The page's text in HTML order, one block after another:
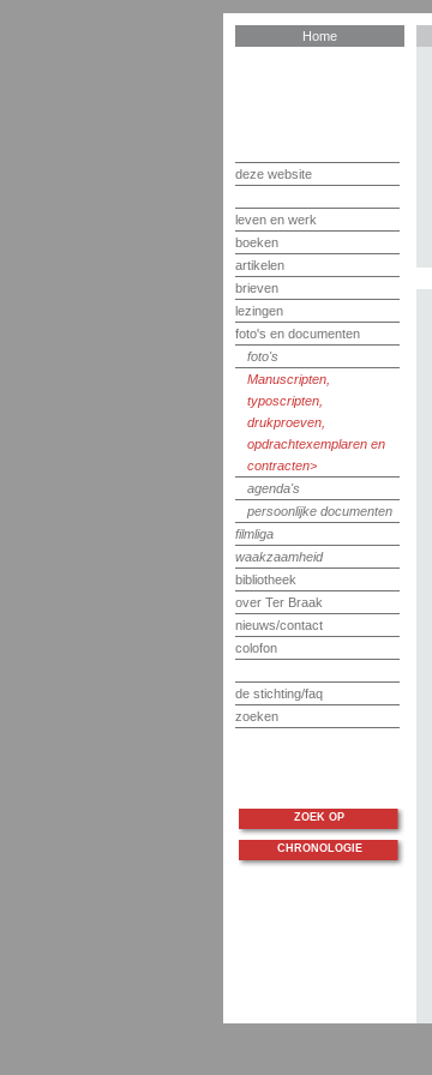
Home
deze website
leven en werk
boeken
artikelen
brieven
lezingen
foto's en documenten
foto's
Manuscripten,
typoscripten,
drukproeven,
opdrachtexemplaren en
contracten
agenda's
persoonlijke documenten
filmliga
waakzaamheid
bibliotheek
over Ter Braak
nieuws/contact
colofon
de stichting/faq
zoeken
ZOEK OP
CHRONOLOGIE